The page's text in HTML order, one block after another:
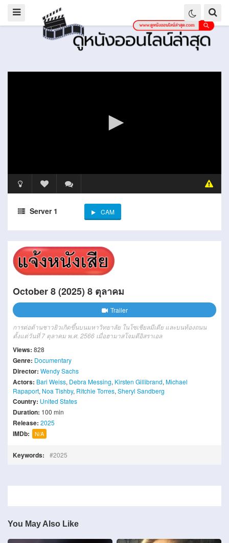
Server 1 CAM
October 8 (2025) 8 ตุลาคม
Trailer
การต่อต้านชาวยิวเกิดขึ้นบนมหาวิทยาลัย ในโซเชียลมีเดีย และบนท้องถนน
ตั้งแต่วันที่ 7 ตุลาคม พ.ศ. 2566 เมื่อฮามาสโจมตีอิสราเอล
Views: 828
Genre: Documentary
Director: Wendy Sachs
Actors: Bari Weiss, Debra Messing, Kirsten Gillibrand, Michael
Rapaport, Noa Tishby, Ritchie Torres, Sheryl Sandberg
Country: United States
Duration: 100 min
Release: 2025
IMDb: N/A
Keywords: 2025
You May Also Like